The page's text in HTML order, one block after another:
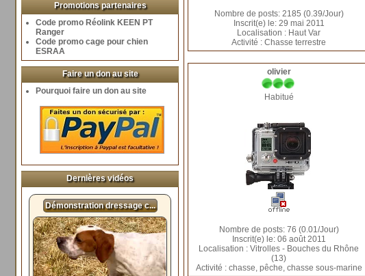
Promotions partenaires
Code promo Réolink KEEN PT
Ranger
Code promo cage pour chien
ESRAA
Faire un don au site
Pourquoi faire un don au site
Dernières vidéos
Démonstration dressage c...
Nombre de posts: 2185 (0.39/Jour)
Inscrit(e) le: 29 mai 2011
Localisation : Haut Var
Activité : Chasse terrestre
olivier
Habitué
Nombre de posts: 76 (0.01/Jour)
Inscrit(e) le: 06 août 2011
Localisation : Vitrolles - Bouches du Rhône
(13)
Activité : chasse, pêche, chasse sous-marine